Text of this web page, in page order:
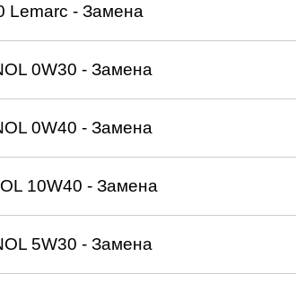
Lemarc - Замена
0W30 - Замена
0W40 - Замена
10W40 - Замена
5W30 - Замена